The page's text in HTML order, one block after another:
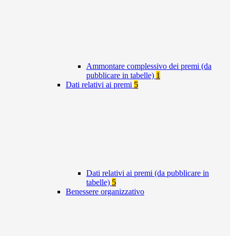
Ammontare complessivo dei premi (da
pubblicare in tabelle) 1
Dati relativi ai premi 5
Dati relativi ai premi (da pubblicare in
tabelle) 5
Benessere organizzativo